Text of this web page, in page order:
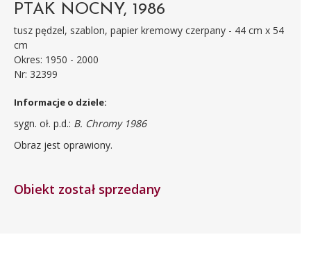
PTAK NOCNY, 1986
tusz pędzel, szablon, papier kremowy czerpany - 44 cm x 54
cm
Okres: 1950 - 2000
Nr: 32399
Informacje o dziele:
sygn. oł. p.d.: B. Chromy 1986
Obraz jest oprawiony.
Obiekt został sprzedany